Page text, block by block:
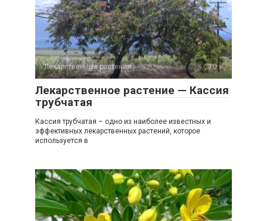
Лекарственные растения 0
Лекарственное растение — Кассия
трубчатая
Кассия трубчатая – одно из наиболее известных и
эффективных лекарственных растений, которое
используется в